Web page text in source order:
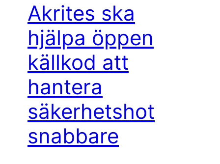
Akrites ska
hjälpa öppen
källkod att
hantera
säkerhetshot
snabbare